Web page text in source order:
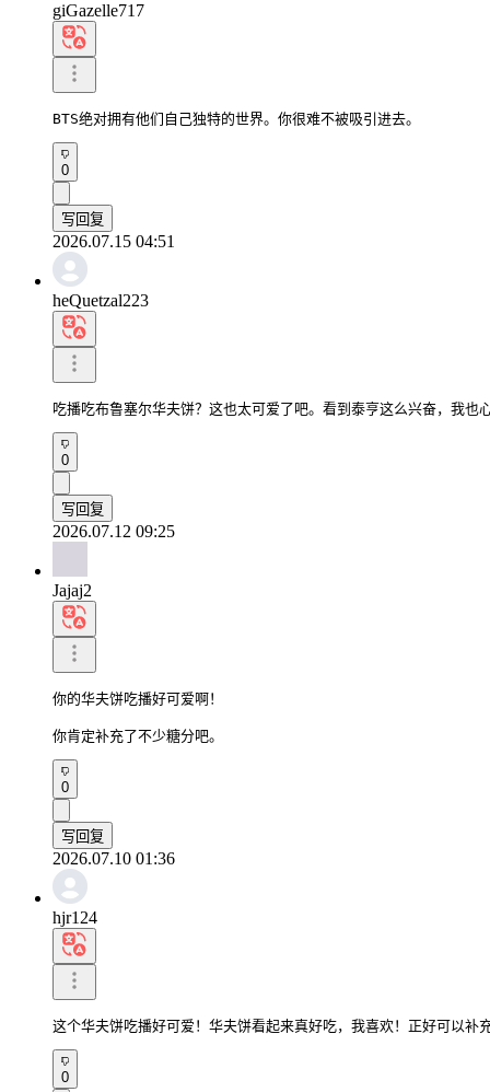
giGazelle717
BTS绝对拥有他们自己独特的世界。你很难不被吸引进去。
0
写回复
2026.07.15 04:51
heQuetzal223
吃播吃布鲁塞尔华夫饼？这也太可爱了吧。看到泰亨这么兴奋，我也
0
写回复
2026.07.12 09:25
Jajaj2
你的华夫饼吃播好可爱啊！
你肯定补充了不少糖分吧。
0
写回复
2026.07.10 01:36
hjr124
这个华夫饼吃播好可爱！华夫饼看起来真好吃，我喜欢！正好可以补
0